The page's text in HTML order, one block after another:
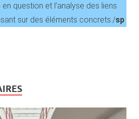
question et l’analyse des liens
sur des éléments concrets./sp